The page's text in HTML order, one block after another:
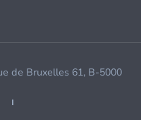
de Bruxelles 61, B-5000